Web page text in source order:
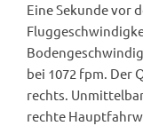
Eine Sekunde vor
bei 1072 fpm. Der
rechts.
rechte